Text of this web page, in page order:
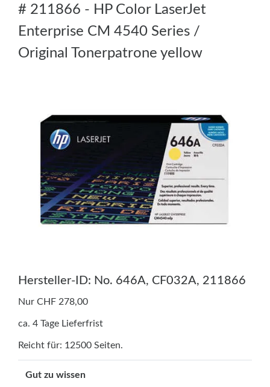
# 211866 - HP Color LaserJet
Enterprise CM 4540 Series /
Original Tonerpatrone yellow
Hersteller-ID: No. 646A, CF032A, 211866
Nur CHF 278,00
ca. 4 Tage Lieferfrist
Reicht für: 12500 Seiten.
Gut zu wissen